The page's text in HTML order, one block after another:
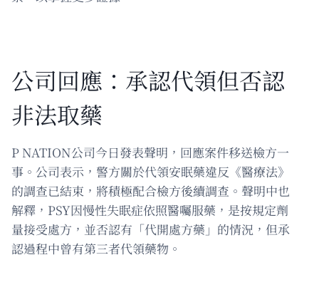
公司回應：承認代領但否認
非法取藥
P NATION公司今日發表聲明，回應案件移送檢方一
事。公司表示，警方關於代領安眠藥違反《醫療法》
的調查已結束，將積極配合檢方後續調查。聲明中也
解釋，PSY因慢性失眠症依照醫囑服藥，是按規定劑
量接受處方，並否認有「代開處方藥」的情況，但承
認過程中曾有第三者代領藥物。